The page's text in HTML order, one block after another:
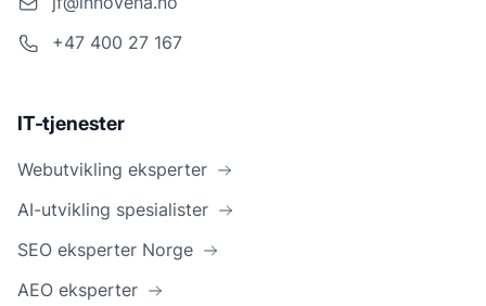
+47 400 27 167
IT-tjenester
Webutvikling eksperter
AI-utvikling spesialister
SEO eksperter Norge
AEO eksperter